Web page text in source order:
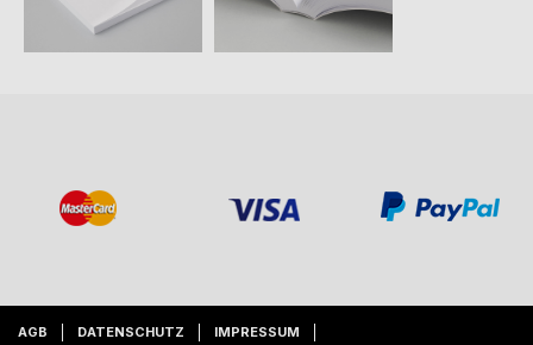
AGB DATENSCHUTZ IMPRESSUM